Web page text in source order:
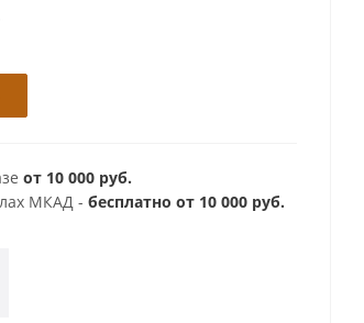
от 10 000 руб.
МКАД - бесплатно от 10 000 руб.